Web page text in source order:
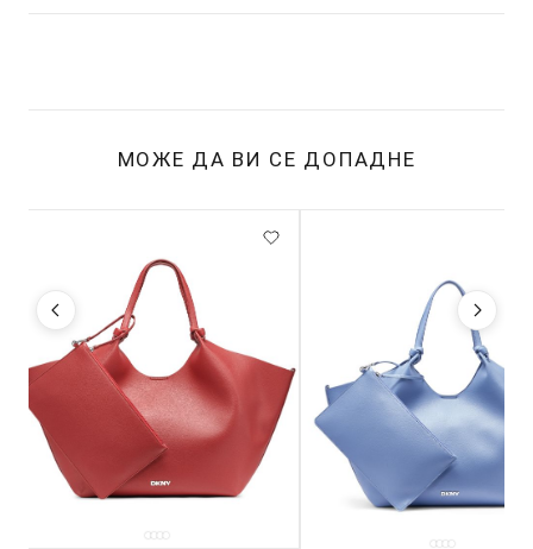
МОЖЕ ДА ВИ СЕ ДОПАДНЕ